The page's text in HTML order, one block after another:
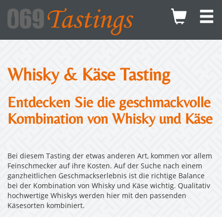
Whisky & Käse Tasting
Entdecken Sie die geschmackvolle
Kombination von Whisky und Käse
Bei diesem Tasting der etwas anderen Art, kommen vor allem
Feinschmecker auf ihre Kosten. Auf der Suche nach einem
ganzheitlichen Geschmackserlebnis ist die richtige Balance
bei der Kombination von Whisky und Käse wichtig. Qualitativ
hochwertige Whiskys werden hier mit den passenden
Käsesorten kombiniert.